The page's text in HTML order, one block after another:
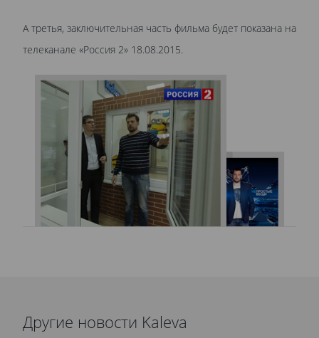
А третья, заключительная часть фильма будет показана на
телеканале «Россия 2» 18.08.2015.
Другие новости Kaleva